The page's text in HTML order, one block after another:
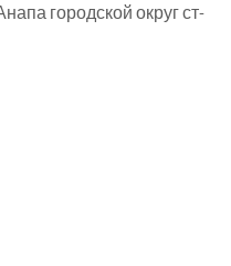
городской округ ст-